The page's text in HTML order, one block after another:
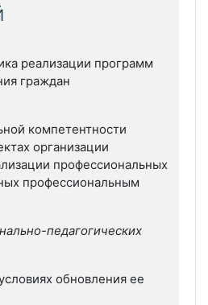
реализации программ
граждан
компетентности
организации
профессиональных
профессиональным
педагогических
обновления ее